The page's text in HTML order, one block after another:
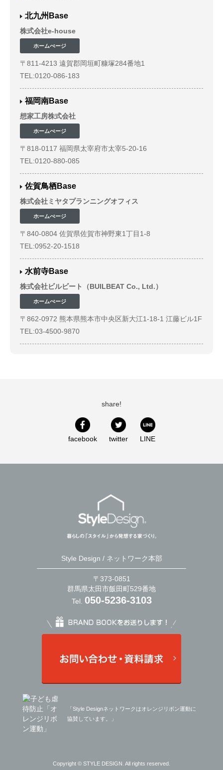
北九州Base
株式会社e-house
ホームぺージ
〒811-4213 遠賀郡岡垣町糠塚284番地1
TEL:0120-086-183
福岡南Base
想家工房株式会社
ホームぺージ
〒818-0117 福岡県太宰府市太宰5-20-16
TEL:0120-880-085
佐賀鳥栖Base
株式会社ミヤタプランニングオフィス
ホームぺージ
〒840-0804 佐賀県佐賀市神野東1丁目1-8
TEL:0952-20-1518
水前寺Base
株式会社ビルビート（BUILBEAT Co., Ltd.）
ホームぺージ
〒862-0972 熊本県熊本市中央区新大江1-18-1 江藤ビル1F
TEL:03-4500-9870
share!
facebook twitter LINE
Style Design / ネットワーク本部
〒373-0851
群馬県太田市飯田町529番地
Tel. 050-5236-3103
「Style Designネットワークはオレンジリボン運動に
協賛しています。」
Copyright © STYLE DESIGN. All rights reserved.